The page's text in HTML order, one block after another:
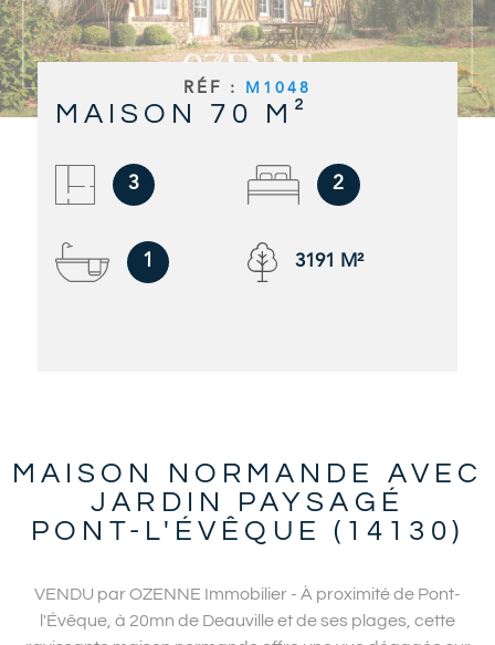
ALERTE
RÉF : M1048
MAISON 70 M²
3 2
1 3191 M²
MAISON NORMANDE AVEC
JARDIN PAYSAGÉ
PONT-L'ÉVÊQUE (14130)
VENDU par OZENNE Immobilier - À proximité de Pont-
l'Évêque, à 20mn de Deauville et de ses plages, cette